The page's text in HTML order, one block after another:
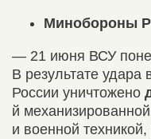
Минобороны
— 21 июня ВСУ
В результате
России уничтожено
й
и военной